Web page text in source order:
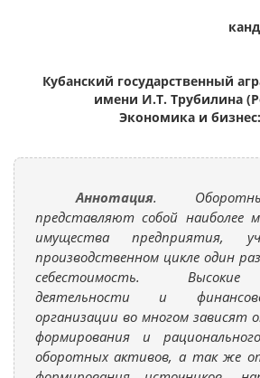
Кубанский государственный
имени И.Т. Трубилина
Экономика и
Аннотация.
представляют собой наиболее
имущества предприятия,
производственном цикле один
себестоимость.
деятельности и
организации во многом зависят
формирования и
оборотных активов, а так же